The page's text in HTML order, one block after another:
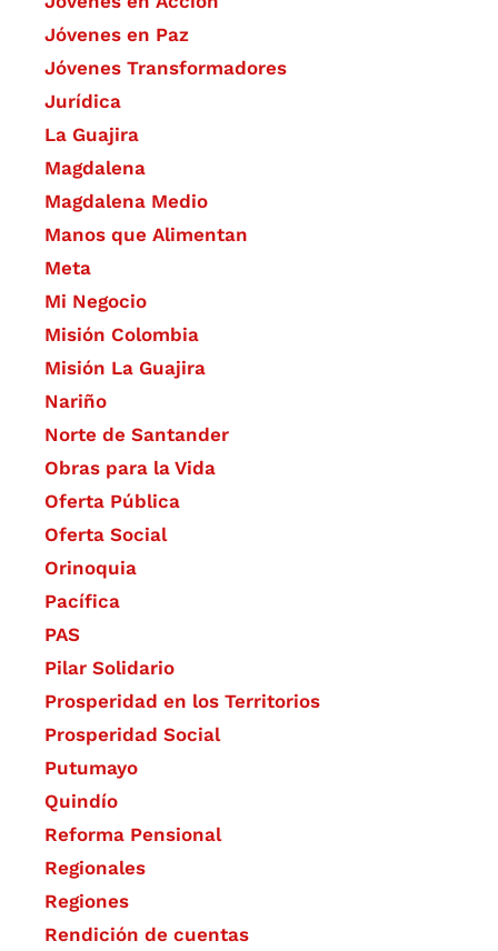
Jóvenes en Paz
Jóvenes Transformadores
Jurídica
La Guajira
Magdalena
Magdalena Medio
Manos que Alimentan
Meta
Mi Negocio
Misión Colombia
Misión La Guajira
Nariño
Norte de Santander
Obras para la Vida
Oferta Pública
Oferta Social​​
Orinoquia
Pacífica
PAS
Pilar Solidario
Prosperidad en los Territorios
Prosperidad Social
Putumayo
Quindío
Reforma Pensional
Regionales
Regiones
Rendición de cuentas